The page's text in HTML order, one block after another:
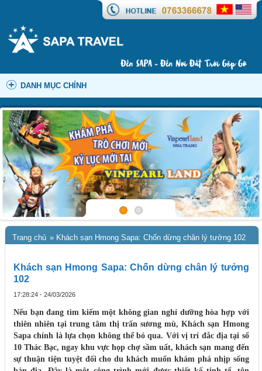
DANH MỤC CHÍNH
Trang chủ » Khách sạn Hmong Sapa: Chốn dừng chân lý tưởng 102
Khách sạn Hmong Sapa: Chốn dừng chân lý tưởng
102
17:28:24 - 24/03/2026
Nếu bạn đang tìm kiếm một không gian nghỉ dưỡng hòa hợp với
thiên nhiên tại trung tâm thị trấn sương mù, Khách sạn Hmong
Sapa chính là lựa chọn không thể bỏ qua. Với vị trí đắc địa tại số
10 Thác Bạc, ngay khu vực họp chợ sầm uất, khách sạn mang đến
sự thuận tiện tuyệt đối cho du khách muốn khám phá nhịp sống